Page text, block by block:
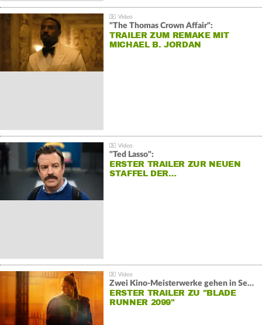
"The Thomas Crown Affair":
TRAILER ZUM REMAKE MIT
MICHAEL B. JORDAN
"Ted Lasso":
ERSTER TRAILER ZUR NEUEN
STAFFEL DER…
Zwei Kino-Meisterwerke gehen in Serie:
ERSTER TRAILER ZU "BLADE
RUNNER 2099"